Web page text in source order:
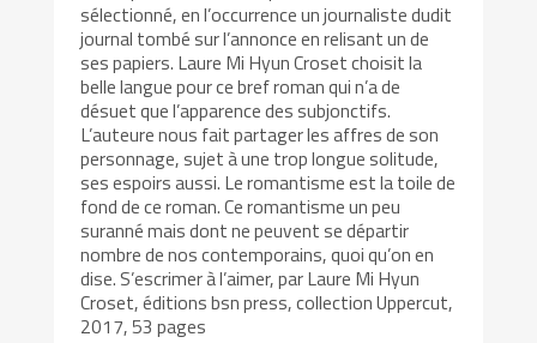
sélectionné, en l’occurrence un journaliste dudit
journal tombé sur l’annonce en relisant un de
ses papiers. Laure Mi Hyun Croset choisit la
belle langue pour ce bref roman qui n’a de
désuet que l’apparence des subjonctifs.
L’auteure nous fait partager les affres de son
personnage, sujet à une trop longue solitude,
ses espoirs aussi. Le romantisme est la toile de
fond de ce roman. Ce romantisme un peu
suranné mais dont ne peuvent se départir
nombre de nos contemporains, quoi qu’on en
dise. S’escrimer à l’aimer, par Laure Mi Hyun
Croset, éditions bsn press, collection Uppercut,
2017, 53 pages